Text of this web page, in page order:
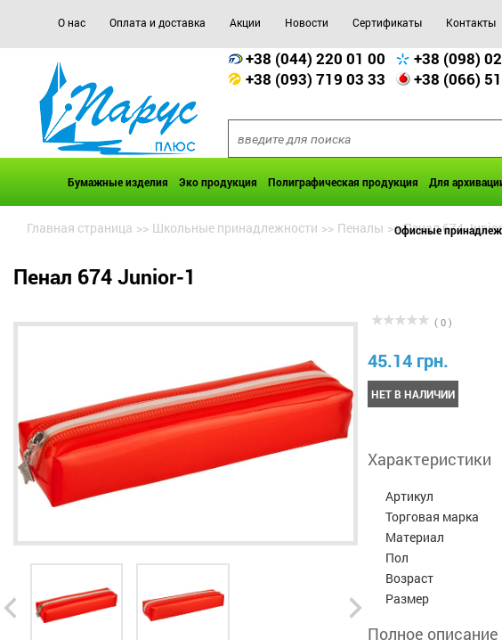
О нас Оплата и доставка Акции Новости Сертификаты Контакты
+38 (044) 220 01 00
+38 (098)
+38 (093) 719 03 33
+38 (066)
Бумажные изделия Эко продукция Полиграфическая продукция Для
Офисные
Главная страница >> Школьные принадлежности >> Пеналы >> Пенал 674
Пенал 674 Junior-1
( 0 )
45.14 грн.
НЕТ В НАЛИЧИИ
Характеристики
Артикул
Торговая марка
Материал
Пол
Возраст
Размер
Полное описание